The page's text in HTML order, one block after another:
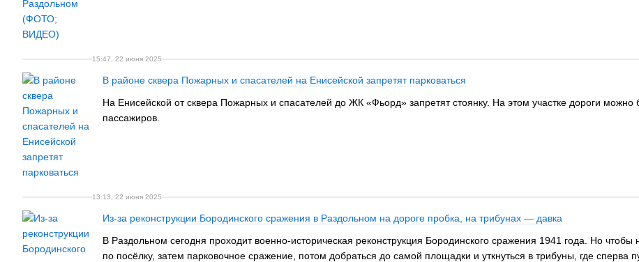
15:47, 22 июня 2025
В районе сквера Пожарных и спасателей на Енисейской запретят парковаться
На Енисейской от сквера Пожарных и спасателей до ЖК «Фьорд» запретят стоянку. На этом участке дороги можно
пассажиров.
13:13, 22 июня 2025
Из-за реконструкции Бородинского сражения в Раздольном на дороге пробка, на трибунах — давка
В Раздольном сегодня проходит военно-историческая реконструкция Бородинского сражения 1941 года. Но
по посёлку, затем парковочное сражение, потом добраться до самой площадки и уткнуться в трибуны, где сперва